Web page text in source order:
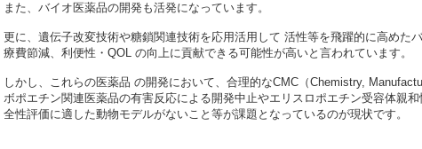
また、バイオ医薬品の開発も活発になっています。
更に、遺伝子改変技術や糖鎖関連技術を応用活用して 活性等を飛躍的に高め
療費節減、利便性・QOL の向上に貢献できる可能性が高いと言われています。
しかし、これらの医薬品 の開発において、合理的なCMC（Chemistry,
ボポエチン関連医薬品の有害反応による開発中止やエリスロポエチン受容体親
全性評価に適した動物モデルがないこと等が課題となっているのが現状です。